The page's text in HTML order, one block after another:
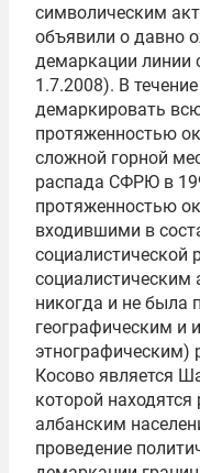
символическим
объявили о давно
демаркации линии
1.7.2008). В
демаркировать
протяженностью
сложной горной
распада СФРЮ в
протяженностью
входившими в
социалистической
никогда и не была
географическим и
Косово является
которой
албанским
проведение